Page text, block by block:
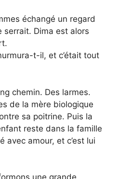
échangé un regard
Dima est alors
t-il, et c’était tout
chemin. Des larmes.
de la mère biologique
sa poitrine. Puis la
reste dans la famille
avec amour, et c’est lui